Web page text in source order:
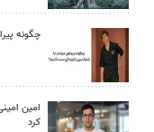
چگونه
امین
کرد